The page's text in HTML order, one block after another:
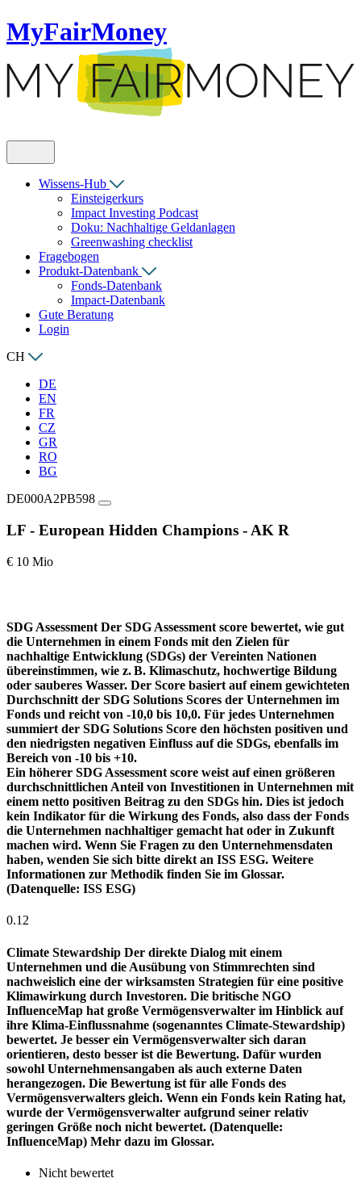
MyFairMoney
Wissens-Hub
Einsteigerkurs
Impact Investing Podcast
Doku: Nachhaltige Geldanlagen
Greenwashing checklist
Fragebogen
Produkt-Datenbank
Fonds-Datenbank
Impact-Datenbank
Gute Beratung
Login
CH
DE
EN
FR
CZ
GR
RO
BG
DE000A2PB598
LF - European Hidden Champions - AK R
€ 10 Mio
SDG Assessment Der SDG Assessment score bewertet, wie gut
die Unternehmen in einem Fonds mit den Zielen für
nachhaltige Entwicklung (SDGs) der Vereinten Nationen
übereinstimmen, wie z. B. Klimaschutz, hochwertige Bildung
oder sauberes Wasser. Der Score basiert auf einem gewichteten
Durchschnitt der SDG Solutions Scores der Unternehmen im
Fonds und reicht von -10,0 bis 10,0. Für jedes Unternehmen
summiert der SDG Solutions Score den höchsten positiven und
den niedrigsten negativen Einfluss auf die SDGs, ebenfalls im
Bereich von -10 bis +10.
Ein höherer SDG Assessment score weist auf einen größeren
durchschnittlichen Anteil von Investitionen in Unternehmen mit
einem netto positiven Beitrag zu den SDGs hin. Dies ist jedoch
kein Indikator für die Wirkung des Fonds, also dass der Fonds
die Unternehmen nachhaltiger gemacht hat oder in Zukunft
machen wird. Wenn Sie Fragen zu den Unternehmensdaten
haben, wenden Sie sich bitte direkt an ISS ESG. Weitere
Informationen zur Methodik finden Sie im Glossar.
(Datenquelle: ISS ESG)
0.12
Climate Stewardship Der direkte Dialog mit einem
Unternehmen und die Ausübung von Stimmrechten sind
nachweislich eine der wirksamsten Strategien für eine positive
Klimawirkung durch Investoren. Die britische NGO
InfluenceMap hat große Vermögensverwalter im Hinblick auf
ihre Klima-Einflussnahme (sogenanntes Climate-Stewardship)
bewertet. Je besser ein Vermögensverwalter sich daran
orientieren, desto besser ist die Bewertung. Dafür wurden
sowohl Unternehmensangaben als auch externe Daten
herangezogen. Die Bewertung ist für alle Fonds des
Vermögensverwalters gleich. Wenn ein Fonds kein Rating hat,
wurde der Vermögensverwalter aufgrund seiner relativ
geringen Größe noch nicht bewertet. (Datenquelle:
InfluenceMap) Mehr dazu im Glossar.
Nicht bewertet